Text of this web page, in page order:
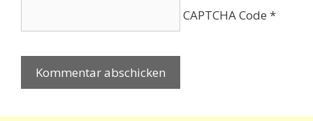
CAPTCHA Code *